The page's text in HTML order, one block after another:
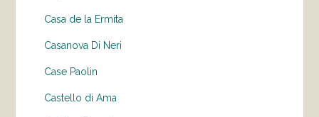
Casa de la Ermita
Casanova Di Neri
Case Paolin
Castello di Ama